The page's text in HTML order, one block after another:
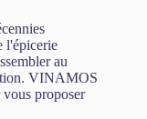
l'épicerie
au
VINAMOS
proposer